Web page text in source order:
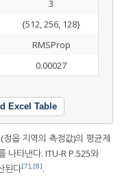
3
{512, 256, 128}
RMSProp
0.00027
Excel Table
읍 지역의 측정값)의 평균제
타낸다. ITU-R P.525와
된다[7],[8].